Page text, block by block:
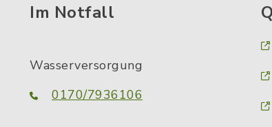
Im Notfall
Wasserversorgung
0170/7936106